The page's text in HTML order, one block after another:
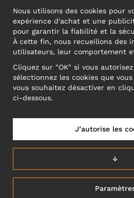
RÉSEAUX
ADRESSE
Motley Denim
Narva mnt 5, EE-
Reg:
adresse !
FRANCE/
Nous utilisons des cookies pour
expérience d'achat et une
pour garantir la fiabilité et la
À cette fin, nous recueillons des
utilisateurs, leur comportement
Cliquez sur "OK" si vous
sélectionnez les cookies que
vous souhaitez désactiver en
ci-dessous.
↓
J’autorise les